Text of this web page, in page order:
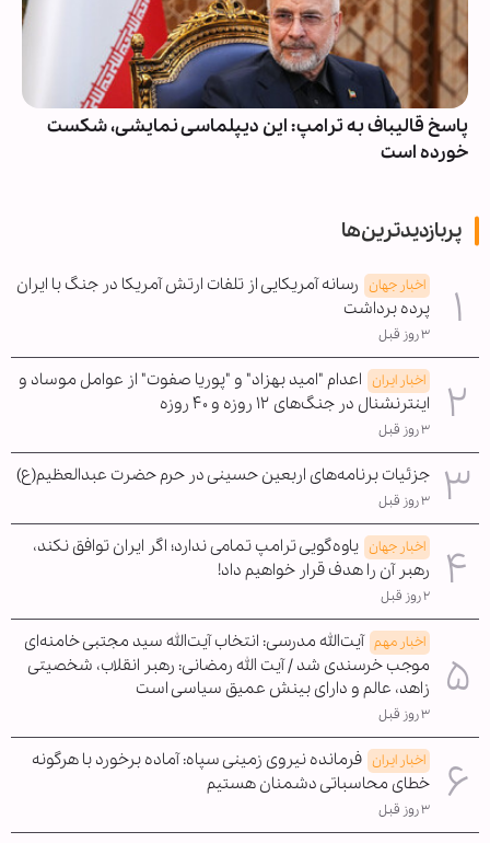
پاسخ قالیباف به ترامپ: این دیپلماسی نمایشی، شکست
خورده است
پربازدیدترین‌ها
اخبار جهان رسانه آمریکایی از تلفات ارتش آمریکا در جنگ با ایران
پرده برداشت
۳ روز قبل
اخبار ایران اعدام "امید بهزاد" و "پوریا صفوت" از عوامل موساد و
اینترنشنال در جنگ‌های ۱۲ روزه و ۴۰ روزه
۳ روز قبل
جزئیات برنامه‌های اربعین حسینی در حرم حضرت عبدالعظیم(ع)
۳ روز قبل
اخبار جهان یاوه‌گویی ترامپ تمامی ندارد؛ اگر ایران توافق نکند،
رهبر آن را هدف قرار خواهیم داد!
۲ روز قبل
اخبار مهم آیت‌الله مدرسی: انتخاب آیت‌الله سید مجتبی خامنه‌ای
موجب خرسندی شد / آیت الله رمضانی: رهبر انقلاب، شخصیتی
زاهد، عالم و دارای بینش عمیق سیاسی است
۳ روز قبل
اخبار ایران فرمانده نیروی زمینی سپاه: آماده برخورد با هرگونه
خطای محاسباتی دشمنان هستیم
۳ روز قبل